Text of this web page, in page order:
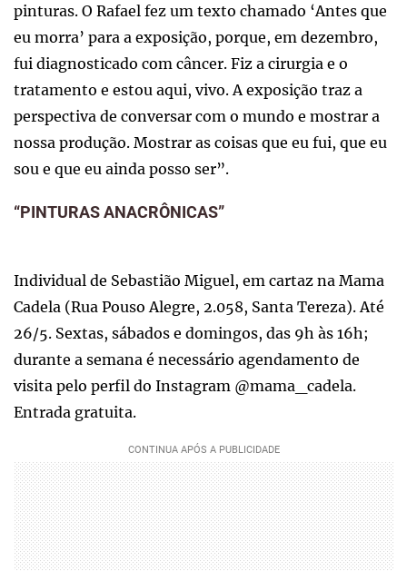
pinturas. O Rafael fez um texto chamado ‘Antes que
eu morra’ para a exposição, porque, em dezembro,
fui diagnosticado com câncer. Fiz a cirurgia e o
tratamento e estou aqui, vivo. A exposição traz a
perspectiva de conversar com o mundo e mostrar a
nossa produção. Mostrar as coisas que eu fui, que eu
sou e que eu ainda posso ser”.
“PINTURAS ANACRÔNICAS”
Individual de Sebastião Miguel, em cartaz na Mama
Cadela (Rua Pouso Alegre, 2.058, Santa Tereza). Até
26/5. Sextas, sábados e domingos, das 9h às 16h;
durante a semana é necessário agendamento de
visita pelo perfil do Instagram @mama_cadela.
Entrada gratuita.